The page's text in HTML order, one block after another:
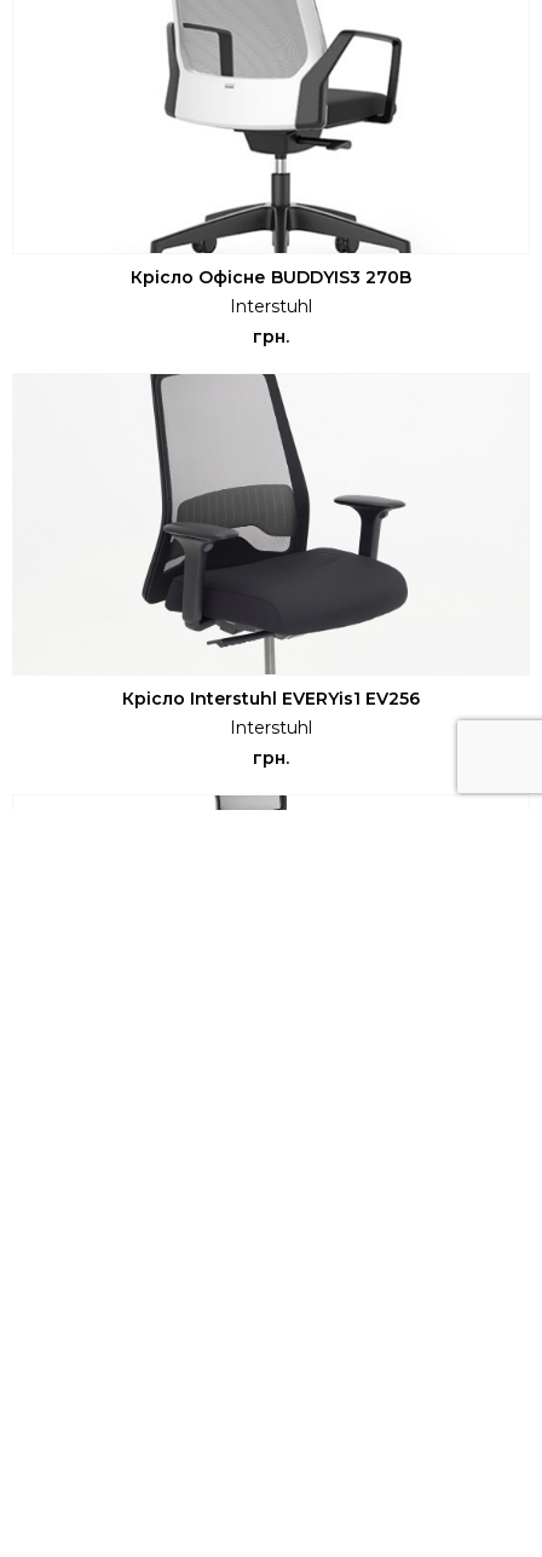
Крісло Офісне BUDDYIS3 270B
Interstuhl
грн.
Крісло Interstuhl EVERYis1 EV256
Interstuhl
грн.